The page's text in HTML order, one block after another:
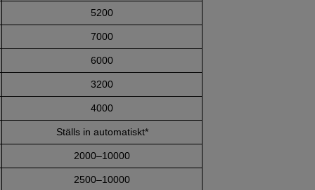
5200
7000
6000
3200
4000
Ställs in automatiskt*
2000–10000
2500–10000